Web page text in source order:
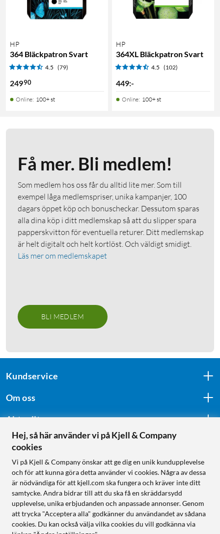
HP
364 Bläckpatron Svart
4.5 (79)
24990
Online: 100+ st
HP
364XL Bläckpatron Svart
4.5 (102)
449:-
Online: 100+ st
Få mer. Bli medlem!
Som medlem hos oss får du alltid lite mer. Som till
exempel låga medlemspriser, unika kampanjer, 100
dagars öppet köp och bonuscheckar. Dessutom sparas
alla dina köp i ditt medlemskap så att du slipper spara
papperskvitton för eventuella returer. Ditt medlemskap
är helt digitalt och helt kortlöst. Och väldigt smidigt.
Läs mer om medlemskapet
BLI MEDLEM
Kundservice
Om oss
Aktuellt
Följ oss
Handla från:
Sverige
Norge
Hej, så här använder vi på Kjell & Company
cookies
Vi på Kjell & Company önskar att ge dig en unik kundupplevelse
och för att kunna göra detta använder vi cookies. Några av dessa
är nödvändiga för att kjell.com ska fungera och kräver inte ditt
samtycke. Andra bidrar till att du ska få en skräddarsydd
upplevelse, unika erbjudanden och anpassade annonser. Genom
att trycka "Acceptera alla" godkänner du användandet av sådana
cookies. Du kan också välja vilka cookies du vill godkänna via